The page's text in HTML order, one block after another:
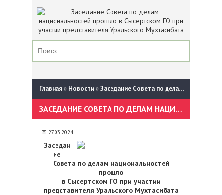
Главная » Новости»Заседание Совета по делам национальностей прошло в Сысертском ГО при участии представителя Уральского Мухтасибата
ЗАСЕДАНИЕ СОВЕТА ПО ДЕЛАМ НАЦИОНАЛЬНОСТЕЙ ПРОШЛО В СЫСЕРТСКОМ ГО ПРИ УЧАСТИИ ПРЕДСТАВИТЕЛЯ УРАЛЬСКОГО МУХТАСИБАТА
27.03.2024
Заседан
ие
Совета по делам национальностей
прошло
в Сысертском ГО при участии
представителя Уральского Мухтасибата